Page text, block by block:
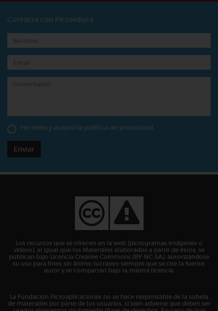
Contacta con Pictoeduca
He leído y acepto la política de privacidad
Enviar
Los recursos que se ofrecen en la web (pictogramas,imágenes o
vídeos), al igual que los Materiales elaborados a partir de éstos, se
publican bajo Licencia Creative Commons (BY-NC-SA), autorizándose
su uso para fines sin ánimo lucrativo siempre que se cite la fuente,
autor y se compartan bajo la misma licencia.
La Fundación Pictoaplicaciones no se hace responsable de la subida
de materiales por parte de los usuarios, si bien advierte que deben ser